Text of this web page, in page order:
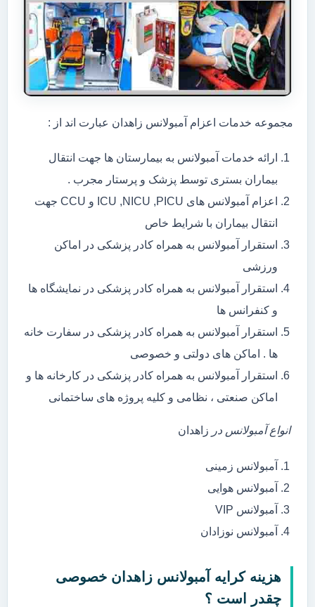
مجموعه خدمات اعزام آمبولانس زاهدان عبارت اند از :
ارائه خدمات آمبولانس به بیمارستان ها جهت انتقال
بیماران بستری توسط پزشک و پرستار مجرب .
اعزام آمبولانس های ICU ,NICU ,PICU و CCU جهت
انتقال بیماران با شرایط خاص
استقرار آمبولانس به همراه کادر پزشکی در اماکن
ورزشی
استقرار آمبولانس به همراه کادر پزشکی در نمایشگاه ها
و کنفرانس ها
استقرار آمبولانس به همراه کادر پزشکی در سفارت خانه
ها . اماکن های دولتی و خصوصی
استقرار آمبولانس به همراه کادر پزشکی در کارخانه ها و
اماکن صنعتی ، نظامی و کلیه پروژه های ساختمانی
انواع آمبولانس در زاهدان
آمبولانس زمینی
آمبولانس هوایی
آمبولانس VIP
آمبولانس نوزادان
هزینه کرایه آمبولانس زاهدان خصوصی
چقدر است ؟